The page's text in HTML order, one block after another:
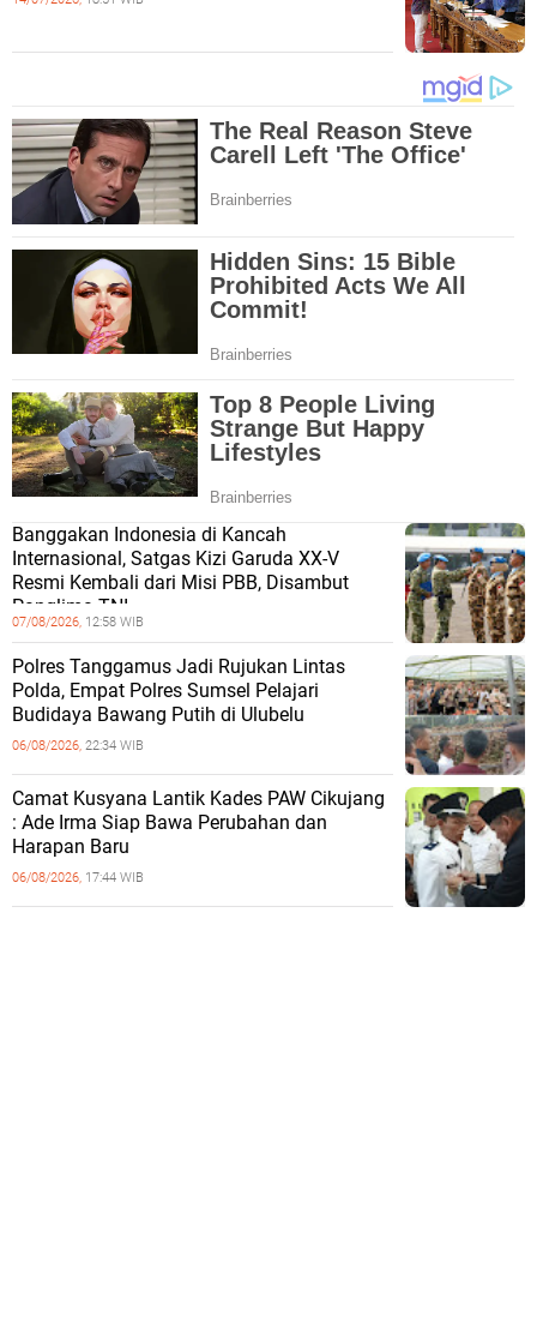
Banggakan Indonesia di Kancah
Internasional, Satgas Kizi Garuda XX-V
Resmi Kembali dari Misi PBB, Disambut
Panglima TNI
07/08/2026, 12:58 WIB
Polres Tanggamus Jadi Rujukan Lintas
Polda, Empat Polres Sumsel Pelajari
Budidaya Bawang Putih di Ulubelu
06/08/2026, 22:34 WIB
Camat Kusyana Lantik Kades PAW Cikujang
: Ade Irma Siap Bawa Perubahan dan
Harapan Baru
06/08/2026, 17:44 WIB